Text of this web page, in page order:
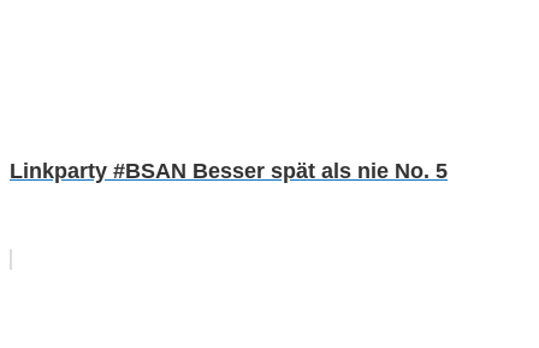
Linkparty #BSAN Besser spät als nie No. 5